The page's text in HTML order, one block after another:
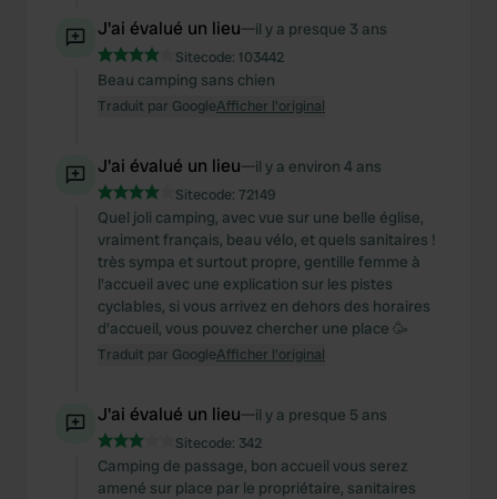
J'ai évalué un lieu—il y a presque 3 ans
Sitecode: 103442
Beau camping sans chien
Traduit par GoogleAfficher l'original
J'ai évalué un lieu—il y a environ 4 ans
Sitecode: 72149
Quel joli camping, avec vue sur une belle église,
vraiment français, beau vélo, et quels sanitaires !
très sympa et surtout propre, gentille femme à
l'accueil avec une explication sur les pistes
cyclables, si vous arrivez en dehors des horaires
d'accueil, vous pouvez chercher une place 🥳
Traduit par GoogleAfficher l'original
J'ai évalué un lieu—il y a presque 5 ans
Sitecode: 342
Camping de passage, bon accueil vous serez
amené sur place par le propriétaire, sanitaires